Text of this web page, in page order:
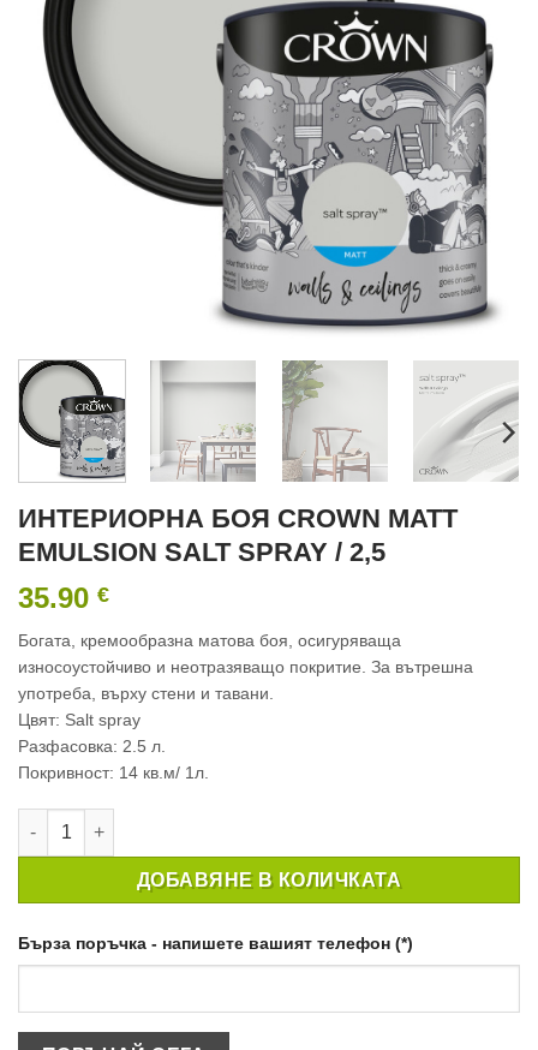
ИНТЕРИОРНА БОЯ CROWN MATT
EMULSION SALT SPRAY / 2,5
35.90 €
Богата, кремообразна матова боя, осигуряваща
износоустойчиво и неотразяващо покритие. За вътрешна
употреба, върху стени и тавани.
Цвят: Salt spray
Разфасовка: 2.5 л.
Покривност: 14 кв.м/ 1л.
количество за ИНТЕРИОРНА БОЯ CROWN MATT EMULSION
ДОБАВЯНЕ В КОЛИЧКАТА
Бърза поръчка - напишете вашият телефон (*)